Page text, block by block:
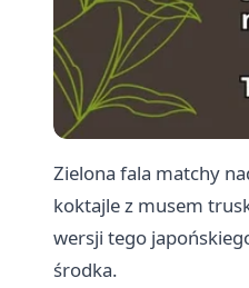
Zielona fala matchy
koktajle z musem
wersji tego
środka.